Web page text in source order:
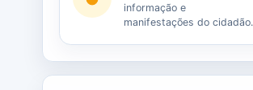
informação e
manifestações do cidadão.